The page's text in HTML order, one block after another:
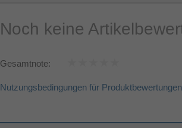
Noch keine
Gesamtnote:
Nutzungsbedingungen für Produktbewertungen